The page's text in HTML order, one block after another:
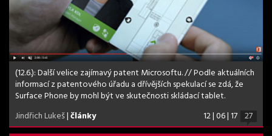
(12.6.): Další velice zajímavý patent Microsoftu. // Podle aktuálních
informací z patentového úřadu a dřívějších spekulací se zdá, že
Surface Phone by mohl být ve skutečnosti skládací tablet.
Jindřich Lukeš|články 12 | 06 | 17 27